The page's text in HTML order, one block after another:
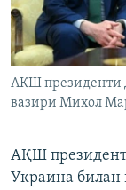
АҚШ президенти
вазири Михол
АҚШ
Украина билан